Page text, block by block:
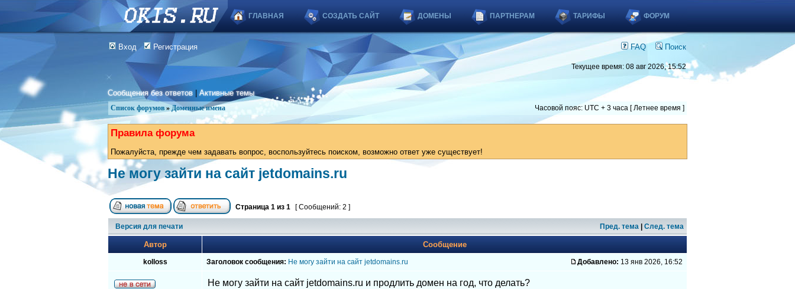
ГЛАВНАЯ СОЗДАТЬ САЙТ ДОМЕНЫ ПАРТНЕРАМ ТАРИФЫ ФОРУМ
Вход Регистрация FAQ Поиск
Текущее время: 08 авг 2026, 15:52
Сообщения без ответов |Активные темы
Список форумов » Доменные имена Часовой пояс: UTC + 3 часа [ Летнее время ]
Правила форума
Пожалуйста, прежде чем задавать вопрос, воспользуйтесь поиском, возможно ответ уже существует!
Не могу зайти на сайт jetdomains.ru
Страница 1 из 1 [ Сообщений: 2 ]
Версия для печати Пред. тема След. тема
Автор Сообщение
kolloss Заголовок сообщения: Не могу зайти на сайт jetdomains.ru Добавлено: 13 янв 2026, 16:52
Не могу зайти на сайт jetdomains.ru и продлить домен на год, что делать?